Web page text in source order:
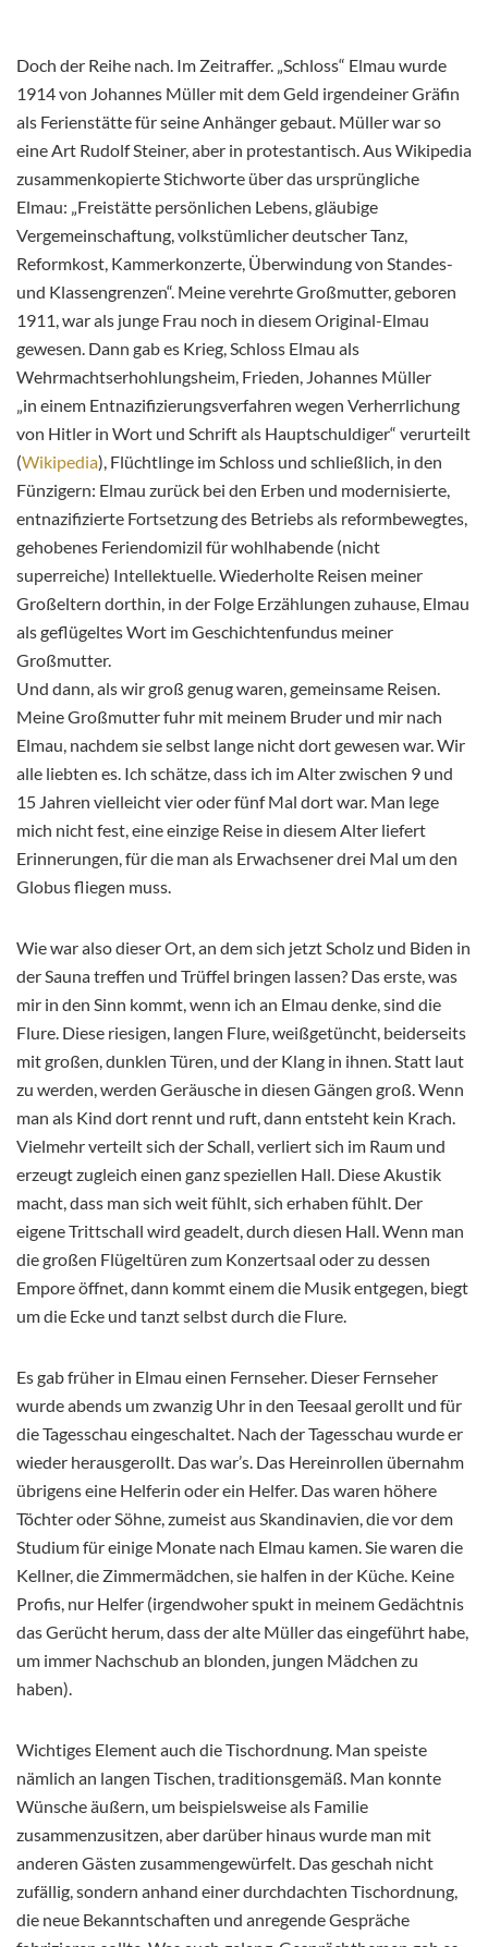
Doch der Reihe nach. Im Zeitraffer. „Schloss“ Elmau wurde
1914 von Johannes Müller mit dem Geld irgendeiner Gräfin
als Ferienstätte für seine Anhänger gebaut. Müller war so
eine Art Rudolf Steiner, aber in protestantisch. Aus Wikipedia
zusammenkopierte Stichworte über das ursprüngliche
Elmau: „Freistätte persönlichen Lebens, gläubige
Vergemeinschaftung, volkstümlicher deutscher Tanz,
Reformkost, Kammerkonzerte, Überwindung von Standes-
und Klassengrenzen“. Meine verehrte Großmutter, geboren
1911, war als junge Frau noch in diesem Original-Elmau
gewesen. Dann gab es Krieg, Schloss Elmau als
Wehrmachtserhohlungsheim, Frieden, Johannes Müller
„in einem Entnazifizierungsverfahren wegen Verherrlichung
von Hitler in Wort und Schrift als Hauptschuldiger“ verurteilt
(Wikipedia), Flüchtlinge im Schloss und schließlich, in den
Fünzigern: Elmau zurück bei den Erben und modernisierte,
entnazifizierte Fortsetzung des Betriebs als reformbewegtes,
gehobenes Feriendomizil für wohlhabende (nicht
superreiche) Intellektuelle. Wiederholte Reisen meiner
Großeltern dorthin, in der Folge Erzählungen zuhause, Elmau
als geflügeltes Wort im Geschichtenfundus meiner
Großmutter.
Und dann, als wir groß genug waren, gemeinsame Reisen.
Meine Großmutter fuhr mit meinem Bruder und mir nach
Elmau, nachdem sie selbst lange nicht dort gewesen war. Wir
alle liebten es. Ich schätze, dass ich im Alter zwischen 9 und
15 Jahren vielleicht vier oder fünf Mal dort war. Man lege
mich nicht fest, eine einzige Reise in diesem Alter liefert
Erinnerungen, für die man als Erwachsener drei Mal um den
Globus fliegen muss.
Wie war also dieser Ort, an dem sich jetzt Scholz und Biden in
der Sauna treffen und Trüffel bringen lassen? Das erste, was
mir in den Sinn kommt, wenn ich an Elmau denke, sind die
Flure. Diese riesigen, langen Flure, weißgetüncht, beiderseits
mit großen, dunklen Türen, und der Klang in ihnen. Statt laut
zu werden, werden Geräusche in diesen Gängen groß. Wenn
man als Kind dort rennt und ruft, dann entsteht kein Krach.
Vielmehr verteilt sich der Schall, verliert sich im Raum und
erzeugt zugleich einen ganz speziellen Hall. Diese Akustik
macht, dass man sich weit fühlt, sich erhaben fühlt. Der
eigene Trittschall wird geadelt, durch diesen Hall. Wenn man
die großen Flügeltüren zum Konzertsaal oder zu dessen
Empore öffnet, dann kommt einem die Musik entgegen, biegt
um die Ecke und tanzt selbst durch die Flure.
Es gab früher in Elmau einen Fernseher. Dieser Fernseher
wurde abends um zwanzig Uhr in den Teesaal gerollt und für
die Tagesschau eingeschaltet. Nach der Tagesschau wurde er
wieder herausgerollt. Das war’s. Das Hereinrollen übernahm
übrigens eine Helferin oder ein Helfer. Das waren höhere
Töchter oder Söhne, zumeist aus Skandinavien, die vor dem
Studium für einige Monate nach Elmau kamen. Sie waren die
Kellner, die Zimmermädchen, sie halfen in der Küche. Keine
Profis, nur Helfer (irgendwoher spukt in meinem Gedächtnis
das Gerücht herum, dass der alte Müller das eingeführt habe,
um immer Nachschub an blonden, jungen Mädchen zu
haben).
Wichtiges Element auch die Tischordnung. Man speiste
nämlich an langen Tischen, traditionsgemäß. Man konnte
Wünsche äußern, um beispielsweise als Familie
zusammenzusitzen, aber darüber hinaus wurde man mit
anderen Gästen zusammengewürfelt. Das geschah nicht
zufällig, sondern anhand einer durchdachten Tischordnung,
die neue Bekanntschaften und anregende Gespräche